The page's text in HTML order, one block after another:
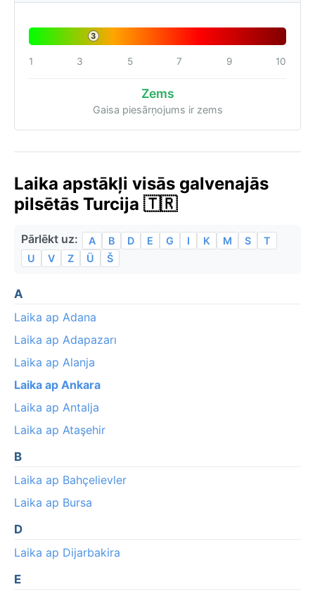
3
1 3 5 7 9 10
Zems
Gaisa piesārņojums ir zems
Laika apstākļi visās galvenajās
pilsētās Turcija 🇹🇷
Pārlēkt uz: A B D E G I K M S
T
U
V Z Ü Š
A
Laika ap Adana
Laika ap Adapazarı
Laika ap Alanja
Laika ap Ankara
Laika ap Antalja
Laika ap Ataşehir
B
Laika ap Bahçelievler
Laika ap Bursa
D
Laika ap Dijarbakira
E